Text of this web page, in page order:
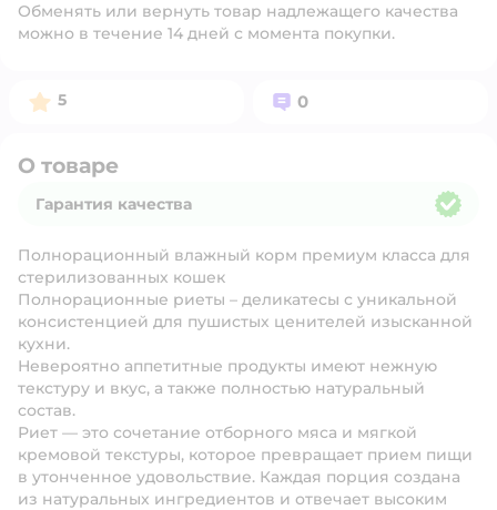
Обменять или вернуть товар надлежащего качества
можно в течение 14 дней с момента покупки.
Рейтинг:
5 Вопросов:
0
О товаре
Гарантия качества
Полнорационный влажный корм премиум класса для
стерилизованных кошек
Полнорационные риеты – деликатесы с уникальной
консистенцией для пушистых ценителей изысканной
кухни.
Невероятно аппетитные продукты имеют нежную
текстуру и вкус, а также полностью натуральный
состав.
Риет — это сочетание отборного мяса и мягкой
кремовой текстуры, которое превращает прием пищи
в утонченное удовольствие. Каждая порция создана
из натуральных ингредиентов и отвечает высоким